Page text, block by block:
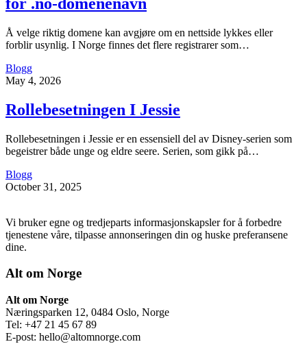
Å velge riktig domene kan avgjøre om en nettside lykkes eller
forblir usynlig. I Norge finnes det flere registrarer som…
Blogg
May 4, 2026
Rollebesetningen I Jessie
Rollebesetningen i Jessie er en essensiell del av Disney-serien som
begeistrer både unge og eldre seere. Serien, som gikk på…
Blogg
October 31, 2025
Vi bruker egne og tredjeparts informasjonskapsler for å forbedre
tjenestene våre, tilpasse annonseringen din og huske preferansene
dine.
Alt om Norge
Alt om Norge
Næringsparken 12, 0484 Oslo, Norge
Tel: +47 21 45 67 89
E-post: hello@altomnorge.com